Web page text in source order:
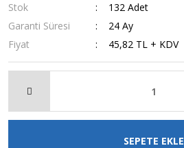
Stok
132 Adet
Garanti Süresi
24 Ay
Fiyat
45,82 TL + KDV
SEPETE EKLE